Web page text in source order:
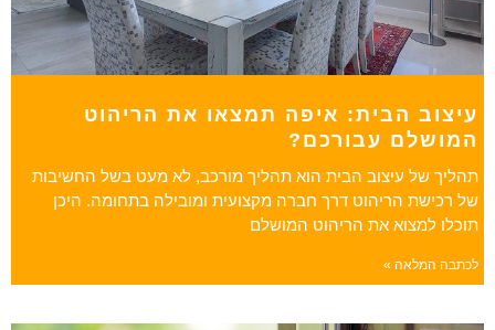
עיצוב הבית: איפה תמצאו את הריהוט
המושלם עבורכם?
תהליך של עיצוב הבית הוא תהליך מורכב, לא מעט בשל החשיבות
של רכישת הריהוט דרך חברה מקצועית ומובילה בתחומה. היכן
תוכלו למצוא את הריהוט המושלם
לכתבה המלאה »